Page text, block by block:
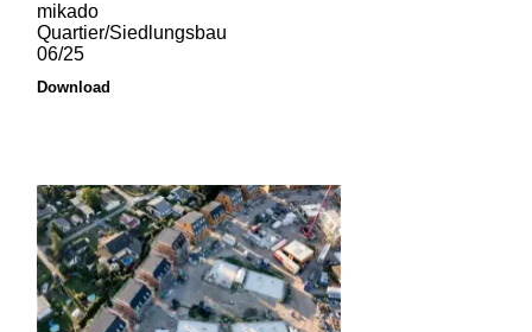
mikado
Quartier/Siedlungsbau
06/25
Download